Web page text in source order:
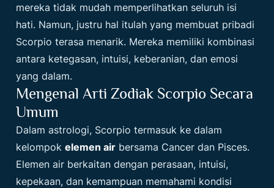
mereka tidak mudah memperlihatkan seluruh isi
hati. Namun, justru hal itulah yang membuat pribadi
Scorpio terasa menarik. Mereka memiliki kombinasi
antara ketegasan, intuisi, keberanian, dan emosi
yang dalam.
Mengenal Arti Zodiak Scorpio Secara
Umum
Dalam astrologi, Scorpio termasuk ke dalam
kelompokelemen air bersama Cancer dan Pisces.
Elemen air berkaitan dengan perasaan, intuisi,
kepekaan, dan kemampuan memahami kondisi